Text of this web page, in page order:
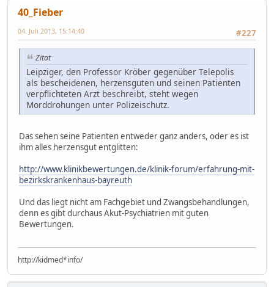
40_Fieber
#227
04. Juli 2013, 15:14:40
Zitat
Leipziger, den Professor Kröber gegenüber Telepolis
als bescheidenen, herzensguten und seinen Patienten
verpflichteten Arzt beschreibt, steht wegen
Morddrohungen unter Polizeischutz.
Das sehen seine Patienten entweder ganz anders, oder es ist
ihm alles herzensgut entglitten:
http://www.klinikbewertungen.de/klinik-forum/erfahrung-mit-
bezirkskrankenhaus-bayreuth
Und das liegt nicht am Fachgebiet und Zwangsbehandlungen,
denn es gibt durchaus Akut-Psychiatrien mit guten
Bewertungen.
http://kidmed*info/